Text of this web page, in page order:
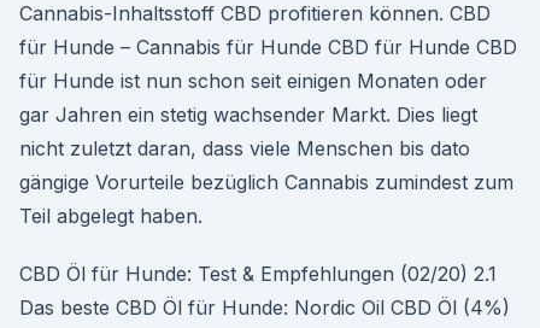
Cannabis-Inhaltsstoff CBD profitieren können. CBD
für Hunde – Cannabis für Hunde CBD für Hunde CBD
für Hunde ist nun schon seit einigen Monaten oder
gar Jahren ein stetig wachsender Markt. Dies liegt
nicht zuletzt daran, dass viele Menschen bis dato
gängige Vorurteile bezüglich Cannabis zumindest zum
Teil abgelegt haben.
CBD Öl für Hunde: Test & Empfehlungen (02/20) 2.1
Das beste CBD Öl für Hunde: Nordic Oil CBD Öl (4%)